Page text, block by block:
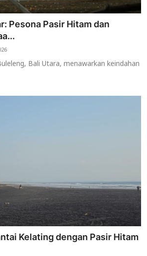
Pesona Pasir Hitam dan
Bali Utara, menawarkan keindahan
Kelating dengan Pasir Hitam